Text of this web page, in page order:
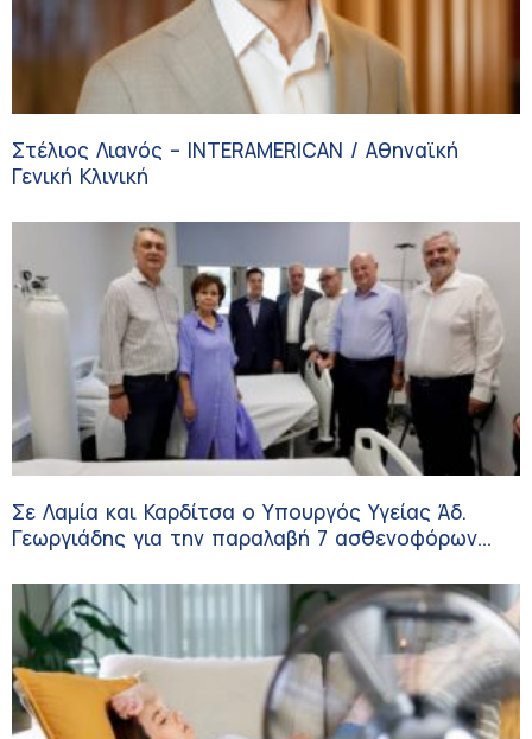
Στέλιος Λιανός – INTERAMERICAN / Αθηναϊκή
Γενική Κλινική
Σε Λαμία και Καρδίτσα ο Υπουργός Υγείας Άδ.
Γεωργιάδης για την παραλαβή 7 ασθενοφόρων